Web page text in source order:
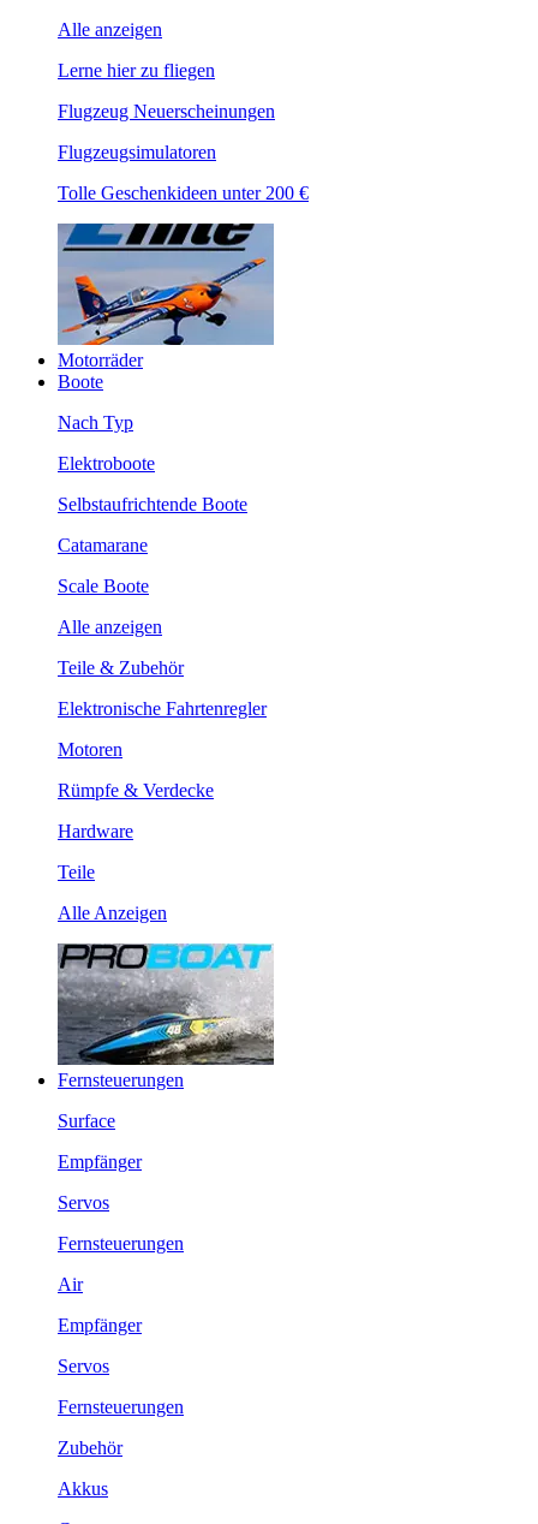
Alle anzeigen
Lerne hier zu fliegen
Flugzeug Neuerscheinungen
Flugzeugsimulatoren
Tolle Geschenkideen unter 200 €
Motorräder
Boote
Nach Typ
Elektroboote
Selbstaufrichtende Boote
Catamarane
Scale Boote
Alle anzeigen
Teile & Zubehör
Elektronische Fahrtenregler
Motoren
Rümpfe & Verdecke
Hardware
Teile
Alle Anzeigen
Fernsteuerungen
Surface
Empfänger
Servos
Fernsteuerungen
Air
Empfänger
Servos
Fernsteuerungen
Zubehör
Akkus